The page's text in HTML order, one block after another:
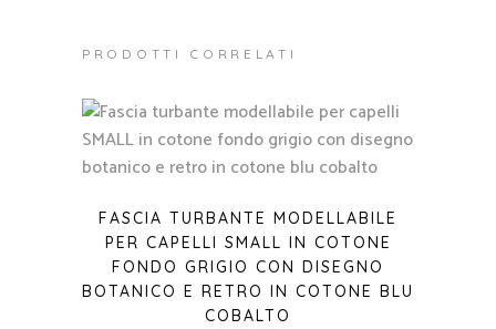
PRODOTTI CORRELATI
FASCIA TURBANTE MODELLABILE
PER CAPELLI SMALL IN COTONE
FONDO GRIGIO CON DISEGNO
BOTANICO E RETRO IN COTONE BLU
COBALTO